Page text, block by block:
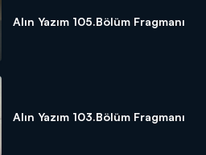
Alın Yazım 105.Bölüm Fragmanı
Alın Yazım 103.Bölüm Fragmanı